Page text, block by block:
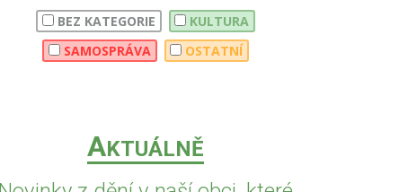
BEZ KATEGORIE
KULTURA
SAMOSPRÁVA
OSTATNÍ
AKTUÁLNĚ